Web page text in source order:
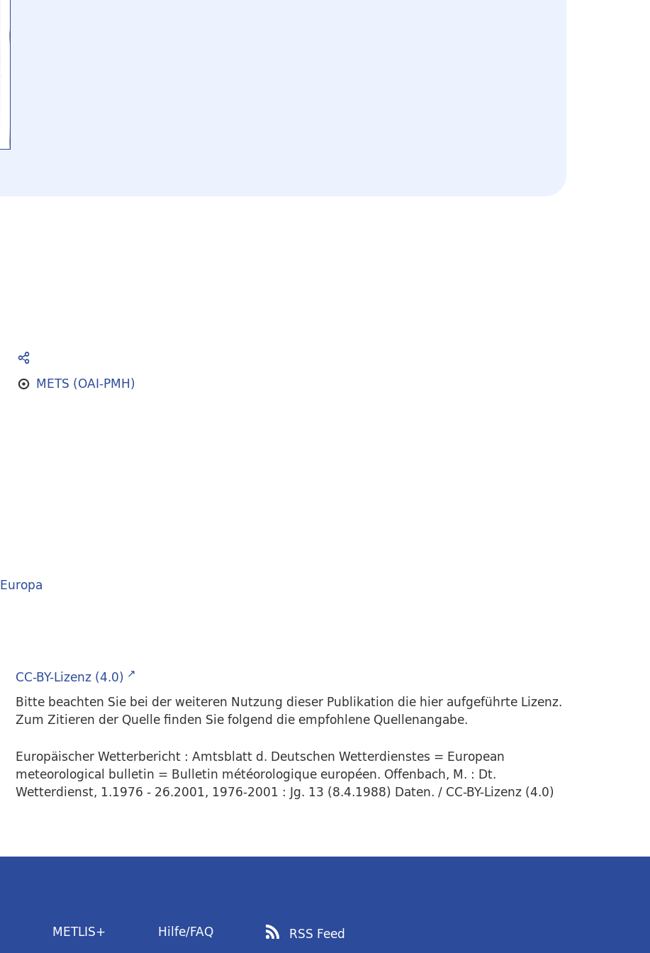
METS (OAI-PMH)
Europa
CC-BY-Lizenz (4.0)
Bitte beachten Sie bei der weiteren Nutzung dieser Publikation die hier aufgeführte Lizenz.
Zum Zitieren der Quelle finden Sie folgend die empfohlene Quellenangabe.
Europäischer Wetterbericht : Amtsblatt d. Deutschen Wetterdienstes = European
meteorological bulletin = Bulletin météorologique européen. Offenbach, M. : Dt.
Wetterdienst, 1.1976 - 26.2001, 1976-2001 : Jg. 13 (8.4.1988) Daten. / CC-BY-Lizenz (4.0)
METLIS+ Hilfe/FAQ RSS Feed